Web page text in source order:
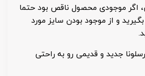
اگر موجودی محصول ناقص بود حتما
و از موجود بودن سایز مورد
جدید و قدیمی رو به راحتی